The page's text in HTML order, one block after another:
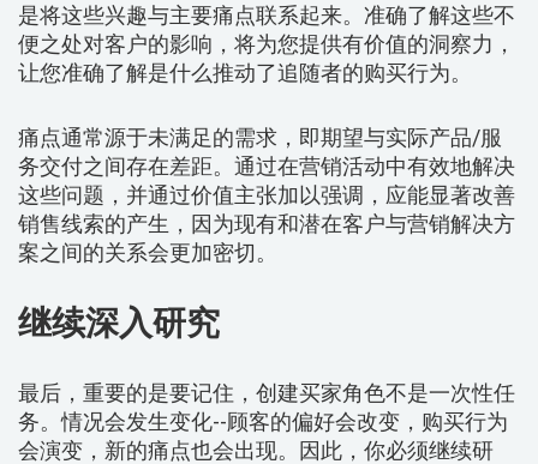
是将这些兴趣与主要痛点联系起来。准确了解这些不
便之处对客户的影响，将为您提供有价值的洞察力，
让您准确了解是什么推动了追随者的购买行为。
痛点通常源于未满足的需求，即期望与实际产品/服
务交付之间存在差距。通过在营销活动中有效地解决
这些问题，并通过价值主张加以强调，应能显著改善
销售线索的产生，因为现有和潜在客户与营销解决方
案之间的关系会更加密切。
继续深入研究
最后，重要的是要记住，创建买家角色不是一次性任
务。情况会发生变化--顾客的偏好会改变，购买行为
会演变，新的痛点也会出现。因此，你必须继续研